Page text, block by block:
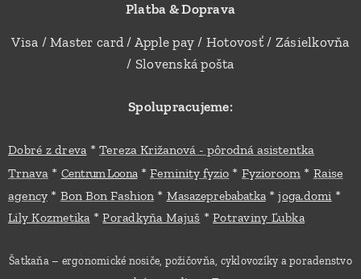
Platba & Doprava
Visa / Master card / Apple pay / Hotovosť / Zásielkovňa
/ Slovenská pošta
Spolupracujeme:
Dobré z dreva*Tereza Križanová - pôrodná asistentka
Trnava * Centrum Loona *Feminity fyzio * Fyzioroom* Raise
agency * Bon Bon Fashion* Masazeprebabatka*joga.domi *
Lily Kozmetika*Poradkyňa Majuš *Potraviny Ľubka
Šatkaňa – ergonomické nosiče, požičovňa, cyklovozíky a poradenstvo